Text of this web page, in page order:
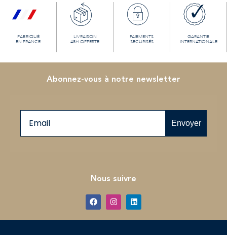
FABRIQUÉ
EN FRANCE
LIVRAISON
48H OFFERTE
PAIEMENTS
SECURISÉS
GARANTIE
INTERNATIONALE
Abonnez-vous à notre newsletter
Envoyer
Nous suivre